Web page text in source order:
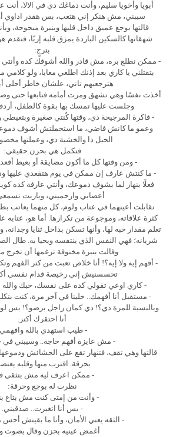
أبويا وأخويا سليم، وأنت دماغك دي في الالا،
سيبني، مش هنكر إني هتعب، بس هقدر اداوي
قالتها بوجع عميق داخل قلبها وبنبرة مبحوحة،
شهقاتها كالسكين الباردة يمزق قلبه إربًا، فتقدم
بترجٍ:
- ممكن نطلع بره، مش قادر والله أشوفك كده
بتقتلني يا كاري بعد إذنك اطلعي معايا، ولو
هترجعيهم تاني، علشان خاطر أحلى
أخذت نفسًا وهي تشهق ومرت أمامه فتابعها حتى
وجلست عليها تمسك بها بقوة كالطفل،
- فاكرة المرجيحة دي، وقتها كُنتي صغيرة
وعمو ما كانش فاضي، ما استحملتش أشوف
الحبل دا والخشبة دي، وعملتها
فتكمل هي بحزن حقيقي:
- ومن وقتها كل ما أكون مضايقة أو بعيط
- ما كنتش عارف إن ممكن في يوم هتقعدي عليها
فعلًا بنهار لما بشوف دموعك، وأنتي عارفة كده
أعصابي وارحميني، وياريت
تقابلت أعينهما في عتاب ولوم، كل منهما يعاتب
كثرة علاقاته، وموجوعة من تكرارها. أما هو، عتابه
تعلم مقدار حبه لها، وأنها تسكن بداخل ثنايا
شريانه؛ فهي النفس الذي ينتفسه ويحيا به. طال
وقالت بنبرة مخنوقة ترغمها أن تخرج
- أفهم إيه ولا إيه؟! أنا خلاص تعبت من كتر الفهم
تحسسنيش إني رخيصة قدام نفسي
- كاري اوعي تقولي كده على نفسك، حبك
- مستقبل أنا أفهمك.. خلينا في آخر مرة، كنت
وبالنسبة للمرة دي؟! دي كمان راجل برضو؟! بس
أنا احتقرك أكتر.
- طيب استهدي بالله
- مش عايزة أفهم حاجة.. وسيبني في
قالتها وهي تقف، فتنهار تقع على الحشائش
بحرقة. اقترب منها وقلبه
- ممكن اعرف ليه مش بتثقي
نظرت له بوجع وحرقة:
- وأنت من إمتى كنت مش بتاع
- بس أنا اتغيرت.. صدقيني.
- الثقه يعني الأمان، وأنا ما بقيتش أحس
أغمض عينيه بحزن وقال بصوت